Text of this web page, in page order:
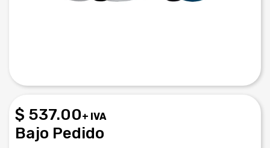
$ 537.00+ IVA
Bajo Pedido